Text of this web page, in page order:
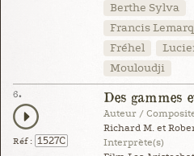
Berthe Sylva
Francis
Fréhel
Mouloudji
6.
Réf : 1527C
Des gammes
Auteur /
Richard M. et
Interprète(s)